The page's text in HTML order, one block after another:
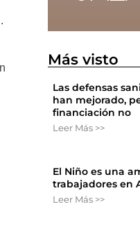
Más visto
Las defensas
han mejorado,
financiación no
Leer Más >>
El Niño es una
trabajadores en
Leer Más >>